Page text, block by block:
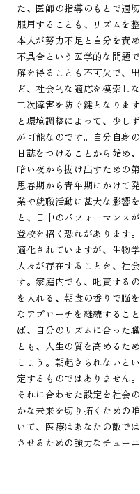
た、医師の指導のもとで適
服用することも、リズムを
本人が努力不足と自分を責
不具合という医学的な問題
解を得ることも不可欠で、
ど、社会的な適応を模索し
二次障害を防ぐ鍵となりま
と環境調整によって、少し
が可能なのです。自分自身
日誌をつけることから始め
暗い夜から抜け出すための
思春期から青年期にかけて
業や就職活動に甚大な影響
と、日中のパフォーマンス
登校を招く恐れがあります
適化されていますが、生物
人々が存在することを、社
す。家庭内でも、叱責する
を入れる、朝食の香りで脳
なアプローチを継続するこ
ば、自分のリズムに合った
とも、人生の質を高めるた
しょう。朝起きられないと
定するものではありません
それに合わせた設定を社会
かな未来を切り拓くための
いて、医療はあなたの敵で
させるための強力なチュー